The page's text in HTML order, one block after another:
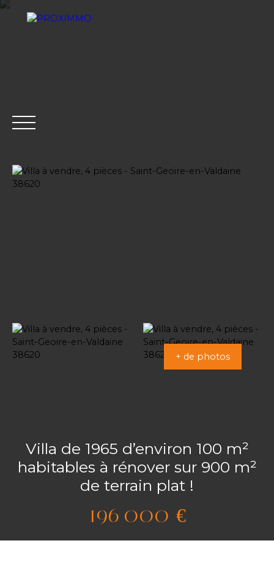
+ de photos
Villa de 1965 d’environ 100 m²
habitables à rénover sur 900 m²
de terrain plat !
196 000 €